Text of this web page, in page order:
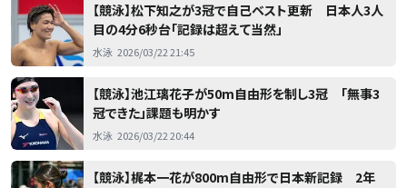
【競泳】松下知之が3冠で自己ベスト更新 日本人3人
目の4分6秒台「記録は超えて当然」
水泳 2026/03/22 21:45
【競泳】池江璃花子が50m自由形を制し3冠 「無事3
冠できた」課題も明かす
水泳 2026/03/22 20:44
【競泳】梶本一花が800m自由形で日本新記録 2年